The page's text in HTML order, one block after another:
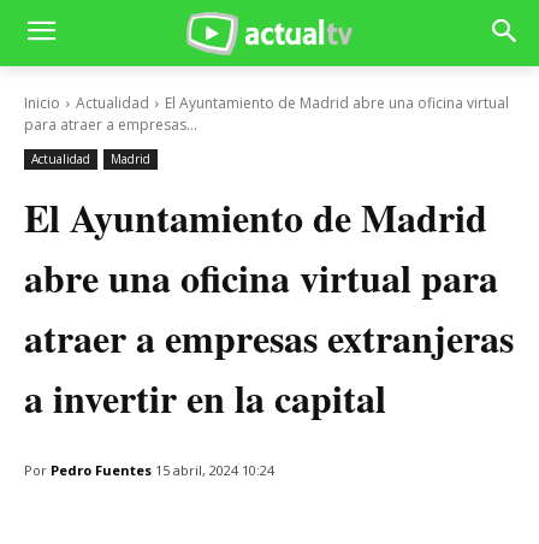
Inicio Actualidad
El Ayuntamiento de Madrid abre una oficina virtual
para atraer a empresas...
Actualidad Madrid
El Ayuntamiento de Madrid
abre una oficina virtual para
atraer a empresas extranjeras
a invertir en la capital
Por Pedro Fuentes 15 abril, 2024 10:24